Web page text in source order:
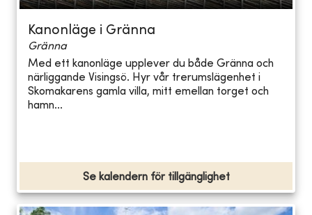
Kanonläge i Gränna
Gränna
Med ett kanonläge upplever du både Gränna och
närliggande Visingsö. Hyr vår trerumslägenhet i
Skomakarens gamla villa, mitt emellan torget och
hamn...
Se kalendern för tillgänglighet